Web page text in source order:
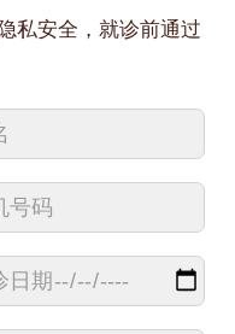
私安全，就诊前通过